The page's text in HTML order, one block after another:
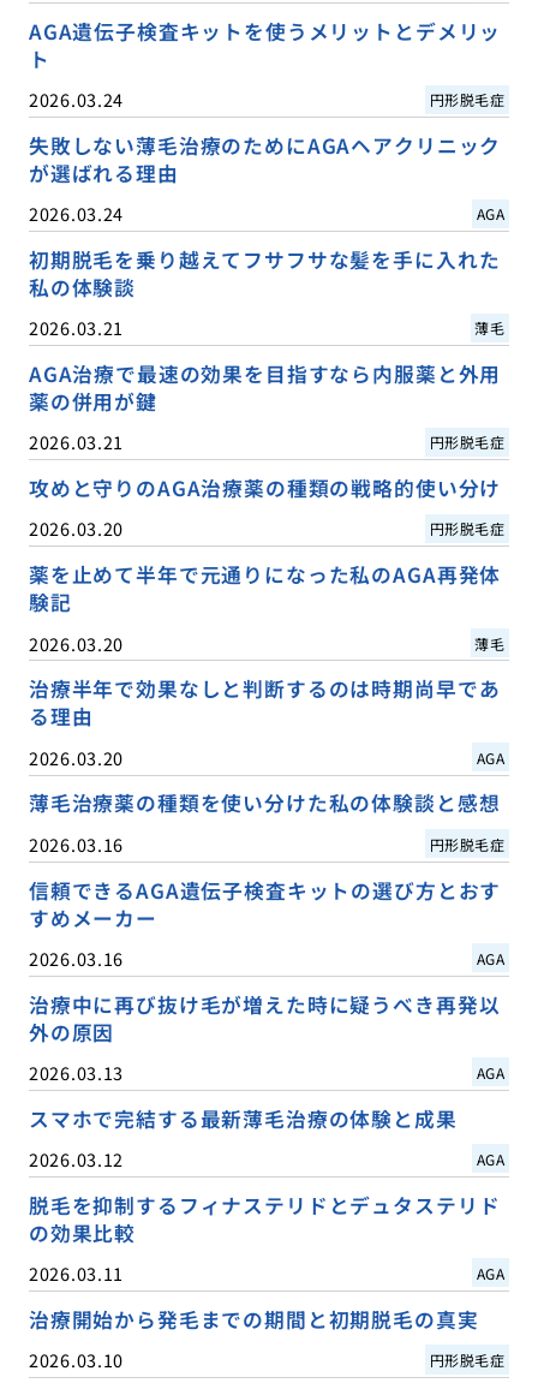
AGA遺伝子検査キットを使うメリットとデメリッ
ト
2026.03.24 円形脱毛症
失敗しない薄毛治療のためにAGAヘアクリニック
が選ばれる理由
2026.03.24 AGA
初期脱毛を乗り越えてフサフサな髪を手に入れた
私の体験談
2026.03.21 薄毛
AGA治療で最速の効果を目指すなら内服薬と外用
薬の併用が鍵
2026.03.21 円形脱毛症
攻めと守りのAGA治療薬の種類の戦略的使い分け
2026.03.20 円形脱毛症
薬を止めて半年で元通りになった私のAGA再発体
験記
2026.03.20 薄毛
治療半年で効果なしと判断するのは時期尚早であ
る理由
2026.03.20 AGA
薄毛治療薬の種類を使い分けた私の体験談と感想
2026.03.16 円形脱毛症
信頼できるAGA遺伝子検査キットの選び方とおす
すめメーカー
2026.03.16 AGA
治療中に再び抜け毛が増えた時に疑うべき再発以
外の原因
2026.03.13 AGA
スマホで完結する最新薄毛治療の体験と成果
2026.03.12 AGA
脱毛を抑制するフィナステリドとデュタステリド
の効果比較
2026.03.11 AGA
治療開始から発毛までの期間と初期脱毛の真実
2026.03.10 円形脱毛症